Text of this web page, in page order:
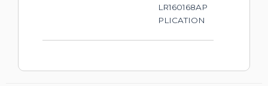
LR160168AP
PLICATION